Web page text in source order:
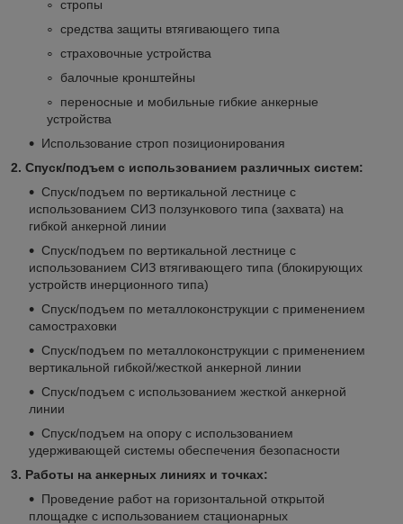
стропы
средства защиты втягивающего типа
страховочные устройства
балочные кронштейны
переносные и мобильные гибкие анкерные
устройства
Использование строп позиционирования
2. Спуск/подъем с использованием различных систем:
Спуск/подъем по вертикальной лестнице с
использованием СИЗ ползункового типа (захвата) на
гибкой анкерной линии
Спуск/подъем по вертикальной лестнице с
использованием СИЗ втягивающего типа (блокирующих
устройств инерционного типа)
Спуск/подъем по металлоконструкции с применением
самостраховки
Спуск/подъем по металлоконструкции с применением
вертикальной гибкой/жесткой анкерной линии
Спуск/подъем с использованием жесткой анкерной
линии
Спуск/подъем на опору с использованием
удерживающей системы обеспечения безопасности
3. Работы на анкерных линиях и точках:
Проведение работ на горизонтальной открытой
площадке с использованием стационарных